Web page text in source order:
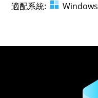
適配系統: Windows